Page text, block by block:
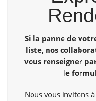
Si la panne de
liste, nos
vous renseigner
le
Nous vous invitons